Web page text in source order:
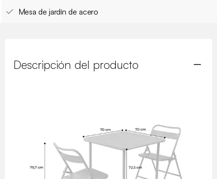
Mesa de jardín de acero
Descripción del producto